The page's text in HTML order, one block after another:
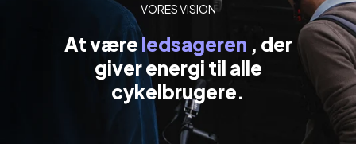
VORES VISION
At være ledsageren , der
giver energi til alle
cykelbrugere.